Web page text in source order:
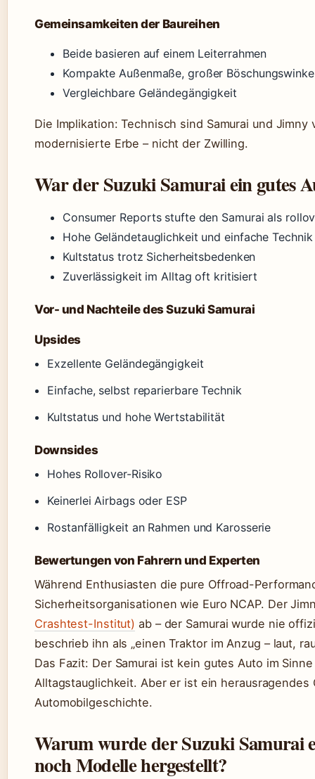
Gemeinsamkeiten der Baureihen
Beide basieren auf einem Leiterrahmen
Kompakte Außenmaße, großer
Vergleichbare Geländegängigkeit
Die Implikation: Technisch sind Samurai und
modernisierte Erbe – nicht der Zwilling.
War der Suzuki Samurai ein gutes
Consumer Reports stufte den Samurai als
Hohe Geländetauglichkeit und einfache Technik
Kultstatus trotz Sicherheitsbedenken
Zuverlässigkeit im Alltag oft kritisiert
Vor- und Nachteile des Suzuki Samurai
Upsides
Exzellente Geländegängigkeit
Einfache, selbst reparierbare Technik
Kultstatus und hohe Wertstabilität
Downsides
Hohes Rollover-Risiko
Keinerlei Airbags oder ESP
Rostanfälligkeit an Rahmen und Karosserie
Bewertungen von Fahrern und Experten
Während Enthusiasten die pure Offroad-
Sicherheitsorganisationen wie Euro NCAP. Der
Crashtest-Institut) ab – der Samurai wurde nie
beschrieb ihn als „einen Traktor im Anzug – laut,
Das Fazit: Der Samurai ist kein gutes Auto im
Alltagstauglichkeit. Aber er ist ein herausragendes
Automobilgeschichte.
Warum wurde der Suzuki Samurai
noch Modelle hergestellt?